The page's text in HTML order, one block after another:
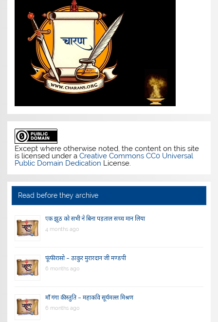
Except where otherwise noted, the content on this site
is licensed under aCreative Commons CC0 Universal
Public Domain Dedication License.
Read before they archive
एक झूठ को सभी ने बिना पड़ताल सच्च मान लिया
4 months ago
फूंफी रासो – ठाकुर मुरारदान जी मण्डपी
6 months ago
माँ गंगा की स्तुति – महाकवि सूर्यमल्ल मिश्रण
6 months ago